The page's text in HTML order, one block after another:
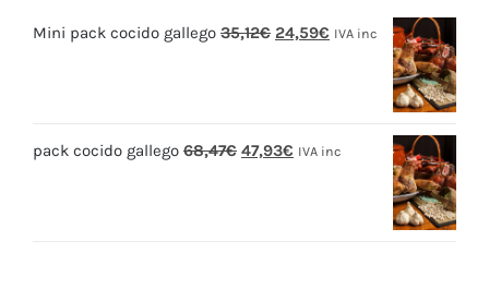
Mini pack cocido gallego 35,12€ El
35,12€.
24,59€ El
24,59€.
IVA inc
pack cocido gallego 68,47€ El
47,93€ El
IVA inc